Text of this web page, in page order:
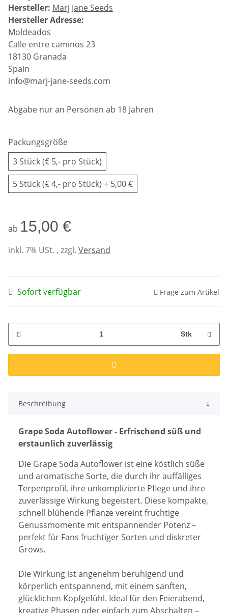
Hersteller: Marj Jane Seeds
Hersteller Adresse:
Moldeados
Calle entre caminos 23
18130 Granada
Spain
info@marj-jane-seeds.com
Abgabe nur an Personen ab 18 Jahren
Packungsgröße
3 Stück (€ 5,- pro Stück)
5 Stück (€ 4,- pro Stück) + 5,00 €
ab 15,00 €
inkl. 7% USt. , zzgl. Versand
Sofort verfügbar Frage zum Artikel
Stk
Beschreibung
Grape Soda Autoflower - Erfrischend süß und
erstaunlich zuverlässig
Die Grape Soda Autoflower ist eine köstlich süße
und aromatische Sorte, die durch ihr auffälliges
Terpenprofil, ihre unkomplizierte Pflege und ihre
zuverlässige Wirkung begeistert. Diese kompakte,
schnell blühende Pflanze vereint fruchtige
Genussmomente mit entspannender Potenz –
perfekt für Fans fruchtiger Sorten und diskreter
Grows.
Die Wirkung ist angenehm beruhigend und
körperlich entspannend, mit einem sanften,
glücklichen Kopfgefühl. Ideal für den Feierabend,
kreative Phasen oder einfach zum Abschalten –